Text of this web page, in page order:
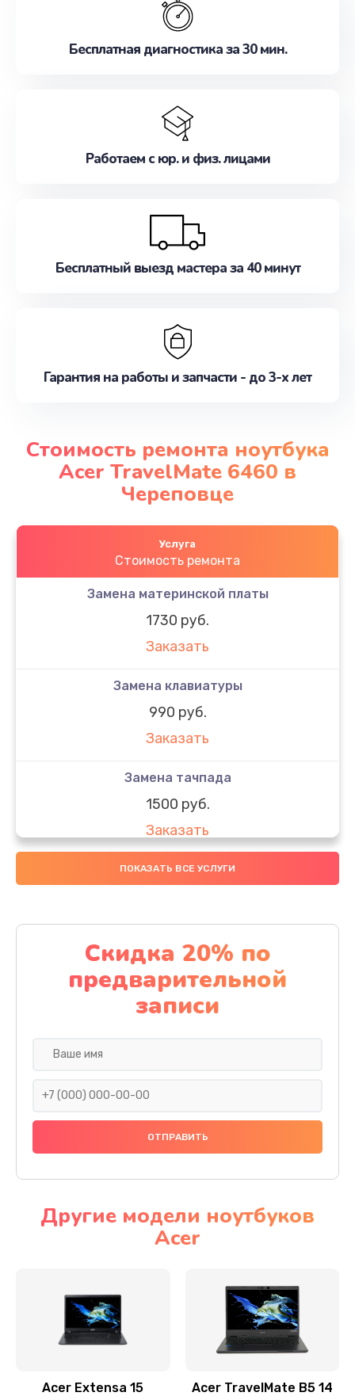
Бесплатная диагностика за 30 мин.
Работаем с юр. и физ. лицами
Бесплатный выезд мастера за 40 минут
Гарантия на работы и запчасти - до 3-х лет
Стоимость ремонта ноутбука
Acer TravelMate 6460 в
Череповце
Услуга
Стоимость ремонта
Замена материнской платы
1730 руб.
Заказать
Замена клавиатуры
990 руб.
Заказать
Замена тачпада
1500 руб.
Заказать
Замена южного моста
Заказать
Чистка от пыли
1060 руб.
Заказать
Ремонт подсветки
Настройка BIOS
Замена видеочипа
Заказать
ПОКАЗАТЬ ВСЕ УСЛУГИ
Скидка 20% по
предварительной
записи
Другие модели ноутбуков
Acer
Acer Extensa 15 Acer TravelMate B5 14